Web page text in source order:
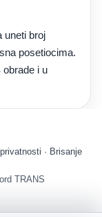
uneti broj
posetiocima.
i u
· Brisanje
TRANS